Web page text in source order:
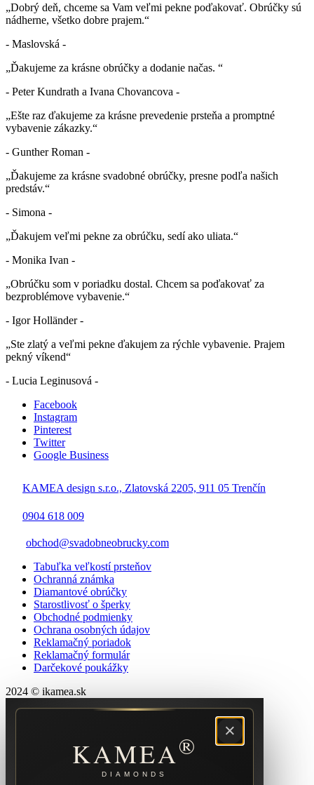
„Dobrý deň, chceme sa Vam veľmi pekne poďakovať. Obrúčky sú
nádherne, všetko dobre prajem.“
- Maslovská -
„Ďakujeme za krásne obrúčky a dodanie načas. “
- Peter Kundrath a Ivana Chovancova -
„Ešte raz ďakujeme za krásne prevedenie prsteňa a promptné
vybavenie zákazky.“
- Gunther Roman -
„Ďakujeme za krásne svadobné obrúčky, presne podľa našich
predstáv.“
- Simona -
„Ďakujem veľmi pekne za obrúčku, sedí ako uliata.“
- Monika Ivan -
„Obrúčku som v poriadku dostal. Chcem sa poďakovať za
bezproblémove vybavenie.“
- Igor Holländer -
„Ste zlatý a veľmi pekne ďakujem za rýchle vybavenie. Prajem
pekný víkend“
- Lucia Leginusová -
Facebook
Instagram
Pinterest
Twitter
Google Business
KAMEA design s.r.o., Zlatovská 2205, 911 05 Trenčín
0904 618 009
obchod@svadobneobrucky.com
Tabuľka veľkostí prsteňov
Ochranná známka
Diamantové obrúčky
Starostlivosť o šperky
Obchodné podmienky
Ochrana osobných údajov
Reklamačný poriadok
Reklamačný formulár
Darčekové poukážky
2024 © ikamea.sk
×
KAMEA®
DIAMONDS